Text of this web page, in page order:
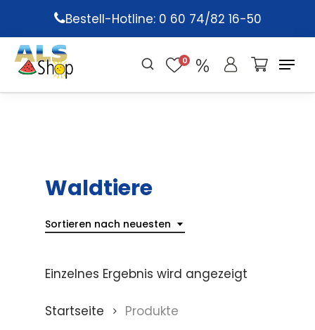
main
content
Bestell-Hotline: 0 60 74/82 16-50
0
Waldtiere
Sortieren nach neuesten
Einzelnes Ergebnis wird angezeigt
Startseite
Produkte